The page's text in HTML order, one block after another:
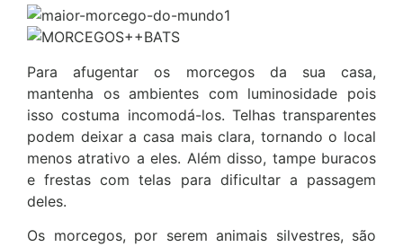
Para afugentar os morcegos da sua casa,
mantenha os ambientes com luminosidade pois
isso costuma incomodá-los. Telhas transparentes
podem deixar a casa mais clara, tornando o local
menos atrativo a eles. Além disso, tampe buracos
e frestas com telas para dificultar a passagem
deles.
Os morcegos, por serem animais silvestres, são